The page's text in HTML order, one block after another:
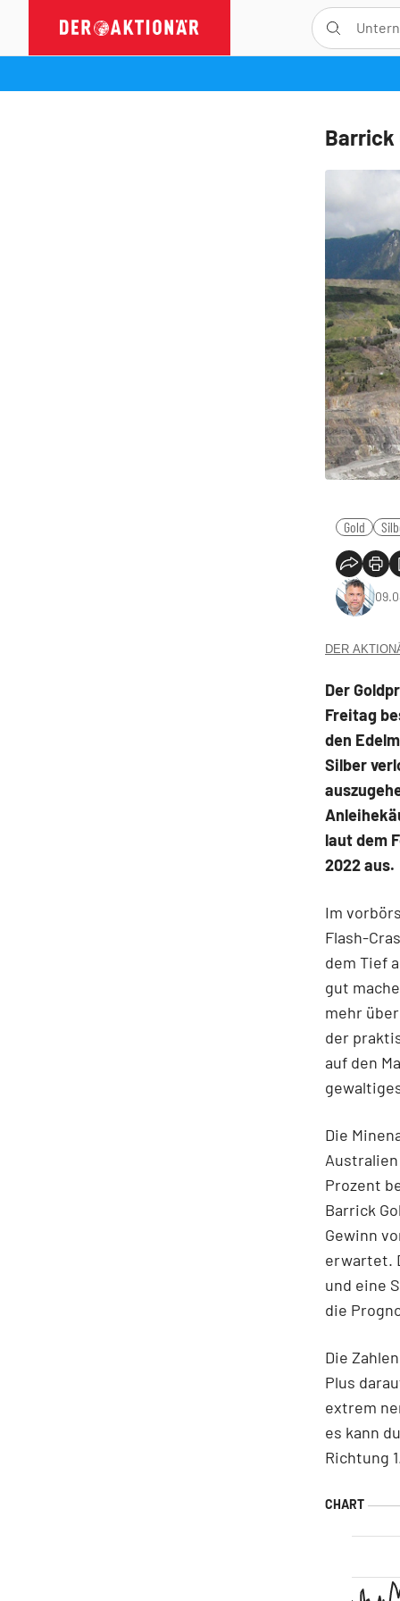
Barrick
Gold
DER
Der
Freitag
den
Silber
laut dem
2022 aus.
Im
Flash-
dem Tief
gut
mehr
der
auf den
Die
Prozent
Barrick
Gewinn
erwartet.
und eine
die
Die
Plus
extrem
es kann
Richtung